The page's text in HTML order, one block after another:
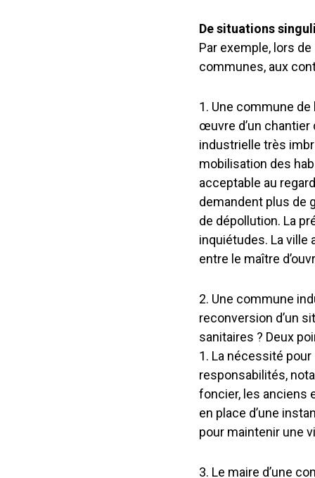
De situations
Par exemple, lors
communes, aux
1. Une commune
œuvre d’un
industrielle très
mobilisation des
acceptable au
demandent plus de
de dépollution. La
inquiétudes. La ville
entre le maître
2. Une commune
reconversion d’un
sanitaires ? Deux
1. La nécessité
responsabilités,
foncier, les anciens
en place d’une
pour maintenir une
3. Le maire d’une